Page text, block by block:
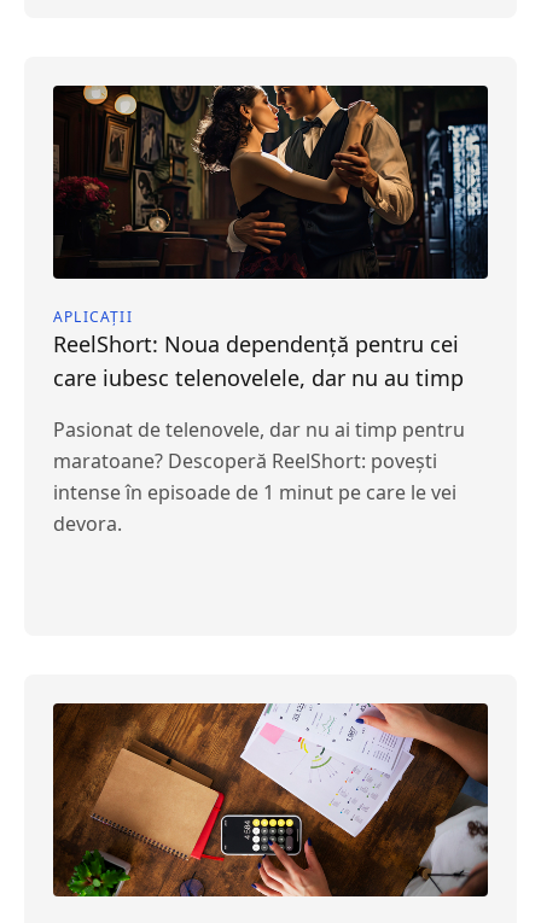
APLICAȚII
ReelShort: Noua dependență pentru cei
care iubesc telenovelele, dar nu au timp
Pasionat de telenovele, dar nu ai timp pentru
maratoane? Descoperă ReelShort: povești
intense în episoade de 1 minut pe care le vei
devora.